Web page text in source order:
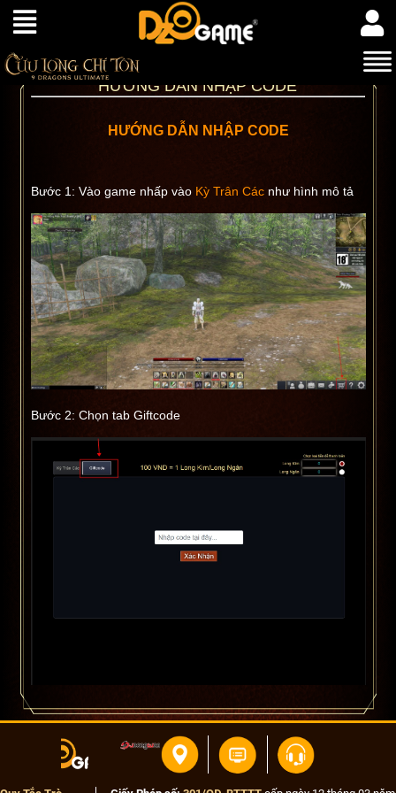
HƯỚNG DẪN NHẬP CODE
HƯỚNG DẪN NHẬP CODE
Bước 1: Vào game nhấp vào Kỳ Trân Cácnhư hình mô tả
Bước 2: Chọn tab Giftcode
Bước 3: Tiến hành nhập code vào ô và nhấn nútXác Nhận